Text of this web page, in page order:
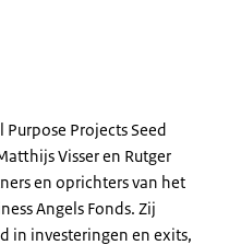
Projects Seed
Visser en Rutger
en oprichters van het
Angels Fonds. Zij
in investeringen en exits,